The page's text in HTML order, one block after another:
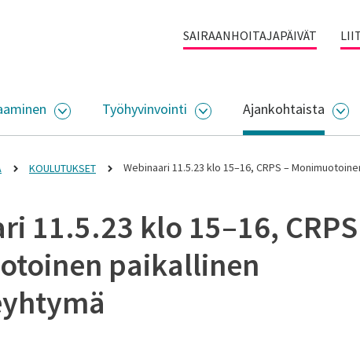
SAIRAANHOITAJAPÄIVÄT
AVAA ALASIVUJEN VALIKKO
Työhyvinvointi
AVAA ALASIVUJEN VALIKKO
Ajankohtaista
KOULUTUKSET Webinaari 11.5.23 klo 15–16, CRPS –
11.5.23 klo 15–16,
paikallinen